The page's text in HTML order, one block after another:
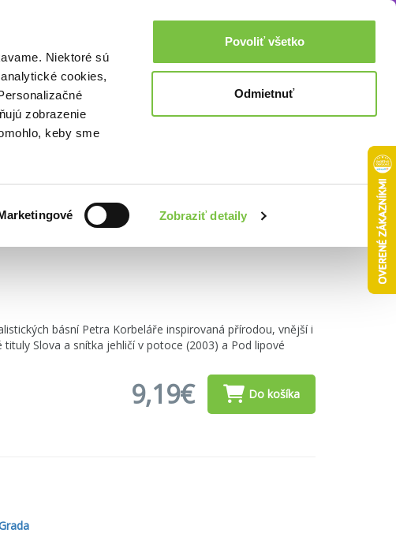
Niektoré sú
cookies,
zobrazenie
keby sme
Zobraziť detaily
Povoliť všetko
Odmietnuť
Prihlásenie 0,00€
Akcie a zľavy
Zoradiť podľa:
básní Petra Korbeláře inspirovaná přírodou, vnější i
Slova a snítka jehličí v potoce (2003) a Pod lipové
9,19€ Do košíka